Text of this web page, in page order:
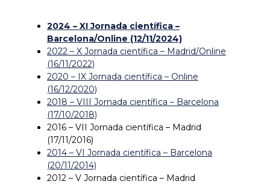
2024 – XI Jornada científica –
Barcelona/Online (12/11/2024)
2022 – X Jornada científica – Madrid/Online
(16/11/2022)
2020 – IX Jornada científica – Online
(16/12/2020)
2018 – VIII Jornada científica – Barcelona
(17/10/2018)
2016 – VII Jornada científica – Madrid
(17/11/2016)
2014 – VI Jornada científica – Barcelona
(20/11/2014)
2012 – V Jornada científica – Madrid